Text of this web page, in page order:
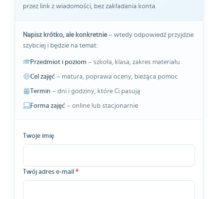
przez link z wiadomości, bez zakładania konta.
Napisz krótko, ale konkretnie– wtedy odpowiedź przyjdzie
szybciej i będzie na temat:
Przedmiot i poziom – szkoła, klasa, zakres materiału
Cel zajęć – matura, poprawa oceny, bieżąca pomoc
Termin – dni i godziny, które Ci pasują
Forma zajęć – online lub stacjonarnie
Twoje imię
Twój adres e-mail *